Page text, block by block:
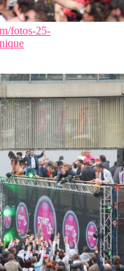
fotos-25-